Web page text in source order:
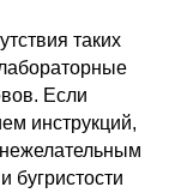
таких
Если
инструкций,
бугристости